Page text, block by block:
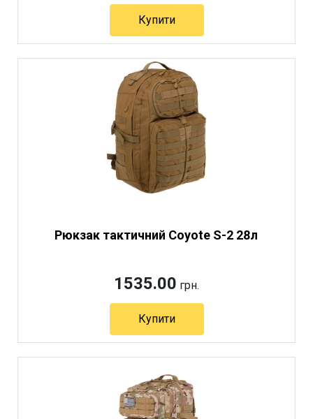
Купити
Рюкзак тактичний Coyote S-2 28л
1535.00 грн.
Купити